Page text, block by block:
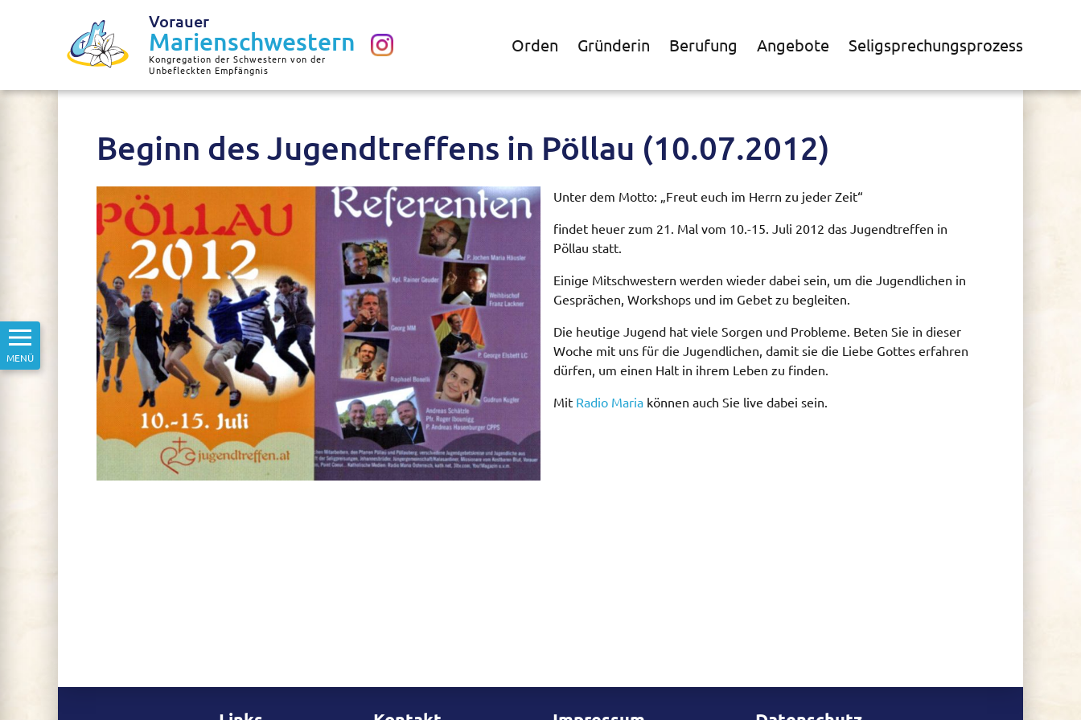
Vorauer
Marienschwestern
Kongregation der Schwestern von der
Unbefleckten Empfängnis
Orden Gründerin Berufung Angebote Seligsprechungsprozess
MENÜ
Beginn des Jugendtreffens in Pöllau (10.07.2012)
Unter dem Motto: „Freut euch im Herrn zu jeder Zeit“
findet heuer zum 21. Mal vom 10.-15. Juli 2012 das Jugendtreffen in
Pöllau statt.
Einige Mitschwestern werden wieder dabei sein, um die Jugendlichen in
Gesprächen, Workshops und im Gebet zu begleiten.
Die heutige Jugend hat viele Sorgen und Probleme. Beten Sie in dieser
Woche mit uns für die Jugendlichen, damit sie die Liebe Gottes erfahren
dürfen, um einen Halt in ihrem Leben zu finden.
Mit Radio Maria können auch Sie live dabei sein.